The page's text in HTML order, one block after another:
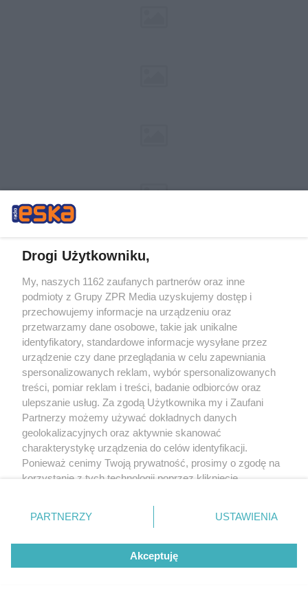
Żaden utwór zamieszczony w serwisie nie może być powielany i
rozpowszechniany lub dalej rozpowszechniany w jakikolwiek sposób (w
tym także elektroniczny lub mechaniczny) na jakimkolwiek polu
eksploatacji w jakiejkolwiek formie, włącznie z umieszczaniem w Internecie
bez pisemnej zgody właściciela praw. Jakiekolwiek użycie lub
wykorzystanie utworów w całości lub w części z naruszeniem prawa, tzn.
bez właściwej zgody, jest zabronione pod groźbą kary i może być ścigane
prawnie.
© 2026 Grupa ZPR Media
Drogi Użytkowniku,
My, naszych 1162 zaufanych partnerów oraz inne
podmioty z Grupy ZPR Media uzyskujemy dostęp i
przechowujemy informacje na urządzeniu oraz
przetwarzamy dane osobowe, takie jak unikalne
identyfikatory, standardowe informacje wysyłane przez
urządzenie czy dane przeglądania w celu zapewniania
spersonalizowanych reklam, wybór spersonalizowanych
treści, pomiar reklam i treści, badanie odbiorców oraz
ulepszanie usług. Za zgodą Użytkownika my i Zaufani
Partnerzy możemy używać dokładnych danych
geolokalizacyjnych oraz aktywnie skanować
charakterystykę urządzenia do celów identyfikacji.
Ponieważ cenimy Twoją prywatność, prosimy o zgodę na
korzystanie z tych technologii poprzez kliknięcie
zmienić/wycofać klikając przycisk ustawień prywatności
znajdujący się w lewym dolnym rogu strony
rodzaje przetwarzania danych nie wymagają zgody
użytkownika, ale masz prawo sprzeciwić się takiemu
przetwarzaniu. Preferencje będą miały zastosowanie tylko
PARTNERZY USTAWIENIA
Akceptuję